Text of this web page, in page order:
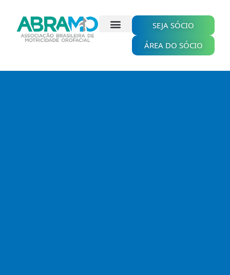
conteúdo
SEJA SÓCIO
ÁREA DO SÓCIO